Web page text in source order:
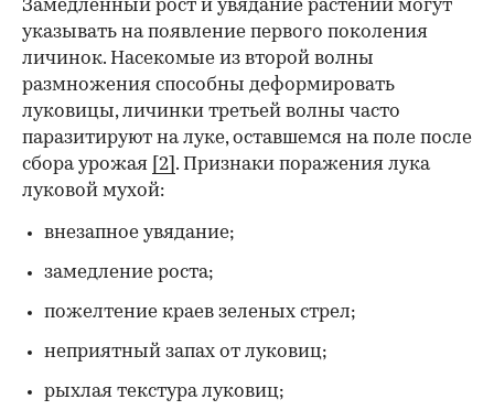
Замедленный рост и увядание растений могут
указывать на появление первого поколения
личинок. Насекомые из второй волны
размножения способны деформировать
луковицы, личинки третьей волны часто
паразитируют на луке, оставшемся на поле после
сбора урожая [2] . Признаки поражения лука
луковой мухой:
внезапное увядание;
замедление роста;
пожелтение краев зеленых стрел;
неприятный запах от луковиц;
рыхлая текстура луковиц;